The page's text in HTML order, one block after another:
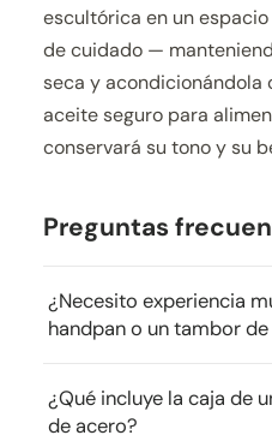
escultórica en un
de cuidado —
seca y acondicionándola
aceite seguro para
conservará su tono y su
Preguntas
¿Necesito experiencia
handpan o un tambor
¿Qué incluye la caja de
de acero?